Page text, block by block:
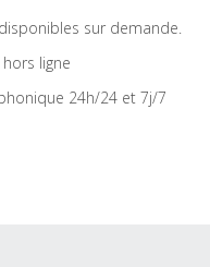
sur demande.
ligne
24h/24 et 7j/7